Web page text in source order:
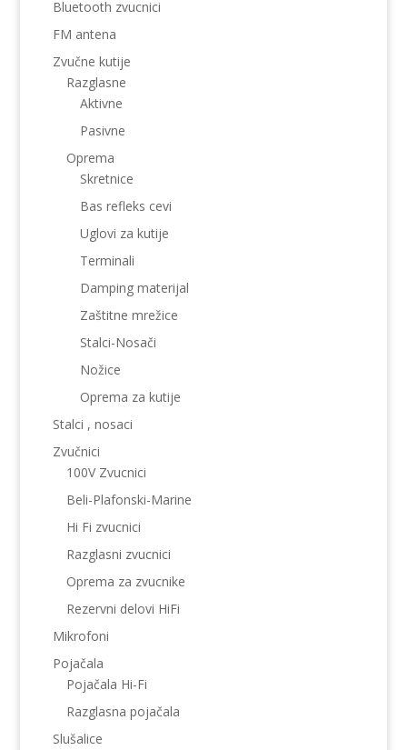
Bluetooth zvucnici
FM antena
Zvučne kutije
Razglasne
Aktivne
Pasivne
Oprema
Skretnice
Bas refleks cevi
Uglovi za kutije
Terminali
Damping materijal
Zaštitne mrežice
Stalci-Nosači
Nožice
Oprema za kutije
Stalci , nosaci
Zvučnici
100V Zvucnici
Beli-Plafonski-Marine
Hi Fi zvucnici
Razglasni zvucnici
Oprema za zvucnike
Rezervni delovi HiFi
Mikrofoni
Pojačala
Pojačala Hi-Fi
Razglasna pojačala
Slušalice